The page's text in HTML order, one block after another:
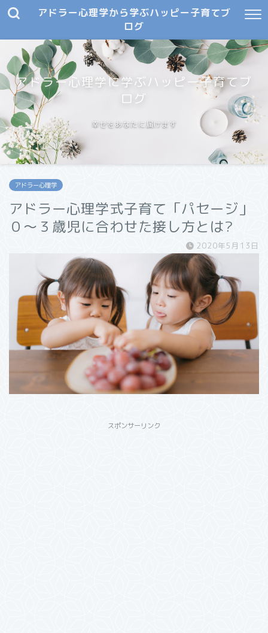
アドラー心理学から学ぶハッピー子育てブ
ログ
アドラー心理学に学ぶハッピー子育てブ
ログ
幸せをあなたに届けます
アドラー心理学
アドラー心理学式子育て「パセージ」
０～３歳児に合わせた接し方とは?
2020年5月13日
スポンサーリンク